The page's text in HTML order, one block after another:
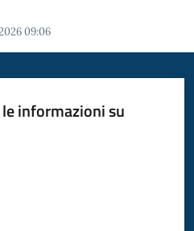
09:06
informazioni su